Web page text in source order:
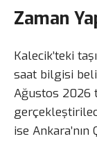
Zaman
Kalecik’teki
saat bilgisi
Ağustos 2026
ise